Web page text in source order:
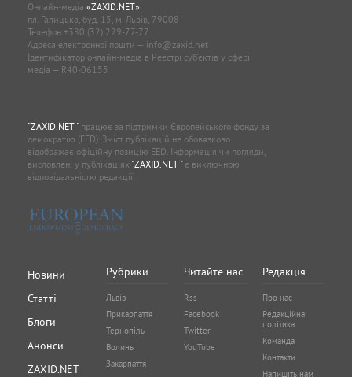
Онлайн-медіа «ZAXID.NET»
пл. Галицька, буд. 15, м. Львів, 79008
Телефон +380 (32) 229-77-77
Адреса електронної пошти — info@zaxid.net
Ідентифікатор онлайн-медіа в Реєстрі суб'єктів у сфері
медіа — R40-06155
"ZAXID.NET "працює за підтримки Європейського фонду за
демократію (EED). Зміст публікацій не обов’язково
відображає офіційну позицію EED. Інформація чи погляди,
висловлені у публікаціях "ZAXID.NET "є виключною
відповідальністю редакції.
Новини
Статті
Блоги
Анонси
ZAXID.NET
Рубрики
Львів
Прикарпаття
Тернопіль
Волинь
Закарпаття
Читайте нас
Rss
Facebook
Twitter
YouTube
Редакція
Про нас
Редакційна
політика
Команда
Контакти
Напишіть нам